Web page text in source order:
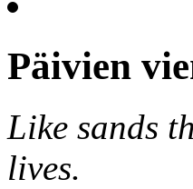
Päivien
Like sands
lives.